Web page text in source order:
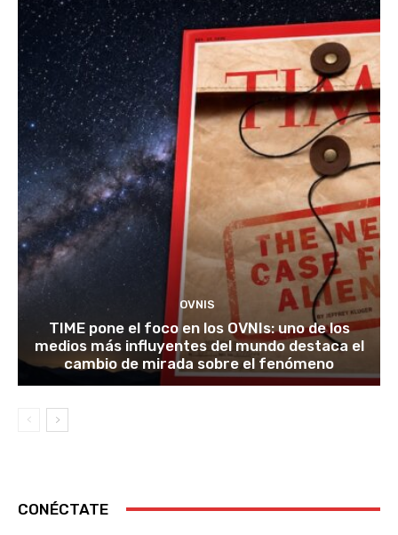
OVNIS
TIME pone el foco en los OVNIs: uno de los
medios más influyentes del mundo destaca el
cambio de mirada sobre el fenómeno
CONÉCTATE